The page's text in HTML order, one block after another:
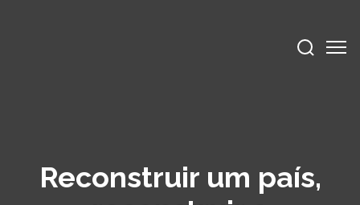
Reconstruir um país,